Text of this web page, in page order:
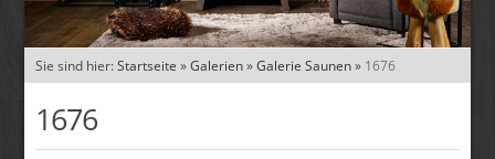
Sie sind hier:Startseite »Galerien»Galerie Saunen» 1676
1676